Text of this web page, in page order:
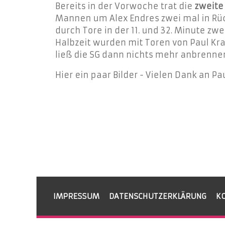
Bereits in der Vorwoche trat die
Mannen um Alex Endres zwei mal in
durch Tore in der 11. und 32. Minute
Halbzeit wurden mit Toren von Paul
ließ die SG dann nichts mehr
Hier ein paar Bilder - Vielen Dank an
IMPRESSUM DATENSCHUTZERKLÄRUNG